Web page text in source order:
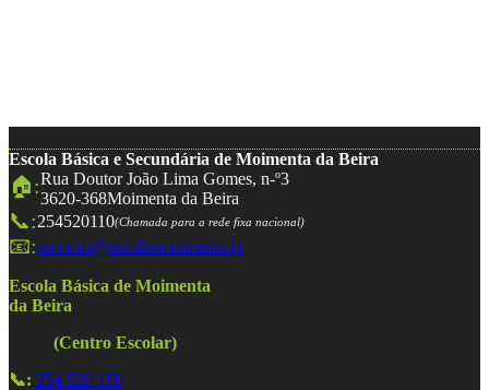
Escola Básica e Secundária de Moimenta da Beira
🏠:Rua Doutor João Lima Gomes, n-º3
3620-368Moimenta da Beira
📞:254520110(Chamada para a rede fixa nacional)
📧:servicos@escolasmoimenta.pt
Escola Básica de Moimenta
da Beira
(Centro Escolar)
📞: 254 520 150